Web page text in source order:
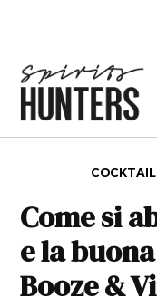
COCKTAIL
Come si
e la
Booze &